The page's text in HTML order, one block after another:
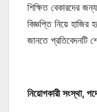
শিক্ষিত বেকারদের
বিজ্ঞপ্তি নিয়ে হাজির
জানতে প্রতিবেদনটি
নিয়োগকারী সংস্থা,